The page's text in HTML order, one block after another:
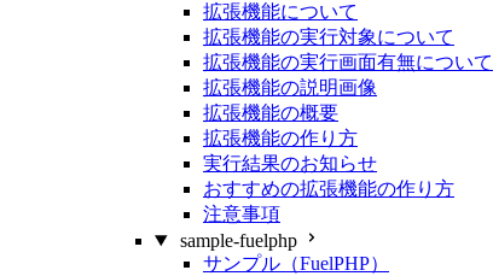
拡張機能について
拡張機能の実行対象について
拡張機能の実行画面有無について
拡張機能の説明画像
拡張機能の概要
拡張機能の作り方
実行結果のお知らせ
おすすめの拡張機能の作り方
注意事項
sample-fuelphp
サンプル（FuelPHP）